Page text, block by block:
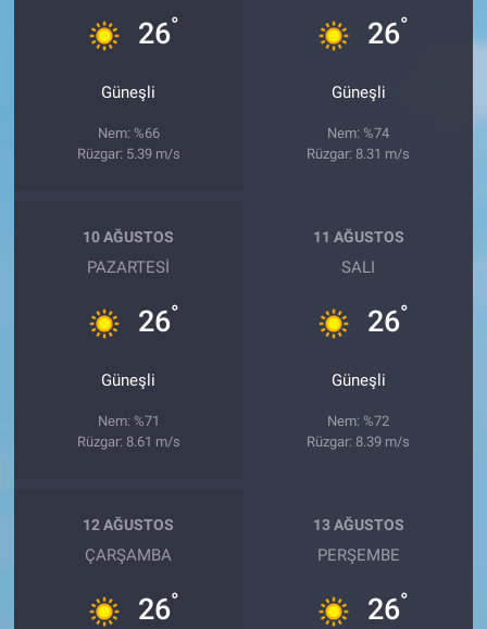
26°
Güneşli
Nem: %66
Rüzgar: 5.39 m/s
26°
Güneşli
Nem: %74
Rüzgar: 8.31 m/s
10 AĞUSTOS
PAZARTESI
26°
Güneşli
Nem: %71
Rüzgar: 8.61 m/s
11 AĞUSTOS
SALI
26°
Güneşli
Nem: %72
Rüzgar: 8.39 m/s
12 AĞUSTOS
ÇARŞAMBA
26°
13 AĞUSTOS
PERŞEMBE
26°